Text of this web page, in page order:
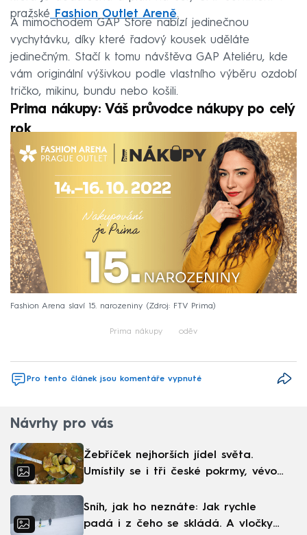
pražské
Fashion Outlet Areně.
A mimochodem GAP Store nabízí jedinečnou
vychytávku, díky které řadový kousek uděláte
jedinečným. Stačí k tomu návštěva GAP Ateliéru, kde
vám originální výšivkou podle vlastního výběru ozdobí
tričko, mikinu, bundu nebo košili.
Prima nákupy: Váš průvodce nákupy po celý
rok
Fashion Arena slaví 15. narozeniny
Zdroj: FTV Prima
Prima nákupy oděv
Pro tento článek jsou komentáře vypnuté
Návrhy pro vás
Žebříček nejhorších jídel světa.
Umístily se i tři české pokrmy, vévodí
Sníh, jak ho neznáte: Jak rychle
padá i z čeho se skládá. A vločky